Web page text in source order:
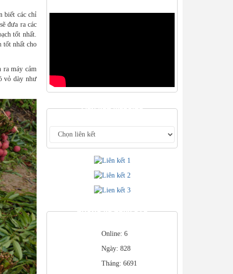
biết các chỉ
đưa ra các
tốt nhất.
tốt nhất cho
ra máy cảm
vỏ dày như
LIÊN KẾT WEBSITE
THỐNG KÊ TRUY CẬP
Online: 6
Ngày: 828
Tháng: 6691